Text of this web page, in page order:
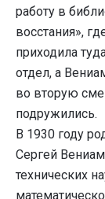
работу в
восстания»,
приходила
отдел, а
во вторую
подружились.
В 1930 году
Сергей
технических